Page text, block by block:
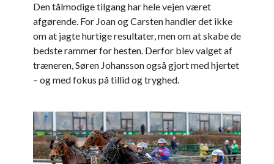
Den tålmodige tilgang har hele vejen været
afgørende. For Joan og Carsten handler det ikke
om at jagte hurtige resultater, men om at skabe de
bedste rammer for hesten. Derfor blev valget af
træneren, Søren Johansson også gjort med hjertet
– og med fokus på tillid og tryghed.